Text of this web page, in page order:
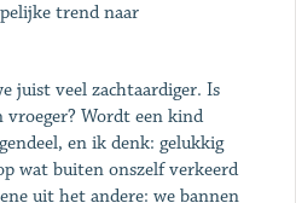
trend naar
juist veel zachtaardiger. Is
vroeger? Wordt een kind
en ik denk: gelukkig
wat buiten onszelf verkeerd
uit het andere: we bannen